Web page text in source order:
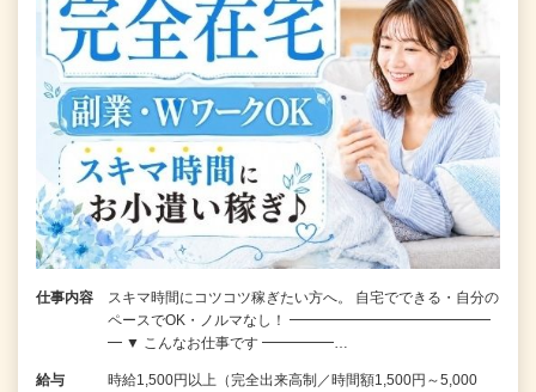
仕事内容
スキマ時間にコツコツ稼ぎたい方へ。 自宅でできる・自分の
ペースでOK・ノルマなし！ ━━━━━━━━━━━━━━
━ ▼ こんなお仕事です ━━━━━…
給与
時給1,500円以上（完全出来高制／時間額1,500円～5,000